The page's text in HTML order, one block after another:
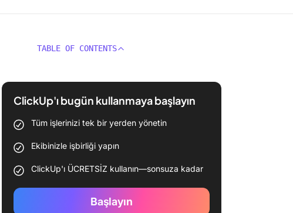
TABLE OF CONTENTS
ClickUp'ı bugün kullanmaya başlayın
Tüm işlerinizi tek bir yerden yönetin
Ekibinizle işbirliği yapın
ClickUp'ı ÜCRETSİZ kullanın—sonsuza kadar
Başlayın